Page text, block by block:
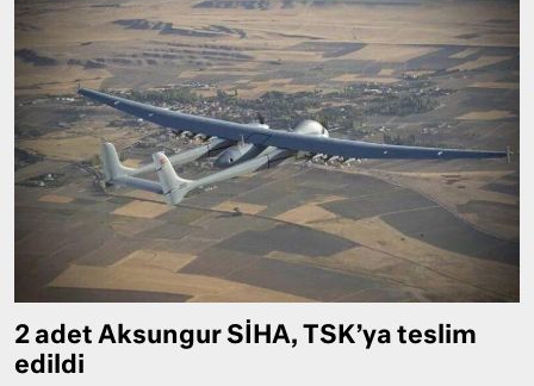
2 adet Aksungur SİHA, TSK’ya teslim
edildi